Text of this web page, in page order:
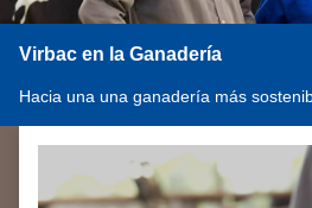
Virbac en la Ganadería
Hacia una una ganadería más